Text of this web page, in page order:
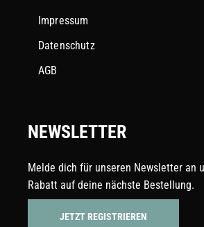
Impressum
Datenschutz
AGB
NEWSLETTER
Melde dich für unseren Newsletter an
Rabatt auf deine nächste Bestellung.
JETZT REGISTRIEREN